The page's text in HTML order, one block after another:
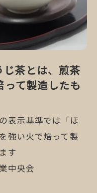
茶とは、煎茶
て製造したも
表示基準では「ほ
強い火で焙って製
す
業中央会